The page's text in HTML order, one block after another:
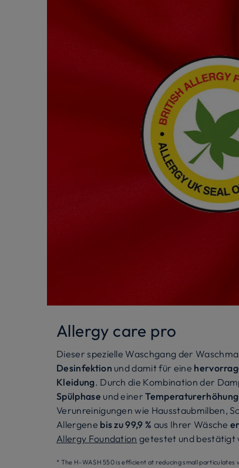
Allergy care pro
Dieser spezielle Waschgang der
Desinfektion und damit für eine
Kleidung. Durch die Kombination der
Spülphase und einerTemperaturerhöhung
Verunreinigungen wie Hausstaubmilben,
Allergene bis zu 99,9 % aus Ihrer Wäsche
Allergy Foundation getestet und bestätigt
* The H-WASH 550 is efficient at reducing small particulates